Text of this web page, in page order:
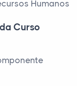
Humanos
Curso